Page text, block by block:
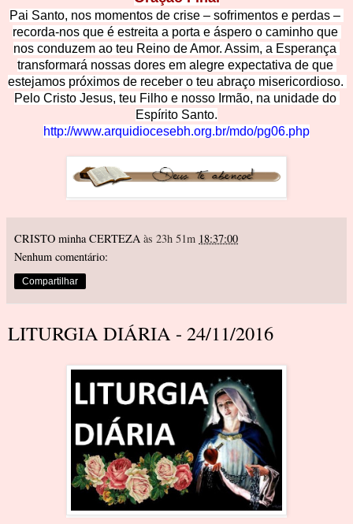
Pai Santo, nos momentos de crise – sofrimentos e perdas –
recorda-nos que é estreita a porta e áspero o caminho que
nos conduzem ao teu Reino de Amor. Assim, a Esperança
transformará nossas dores em alegre expectativa de que
estejamos próximos de receber o teu abraço misericordioso.
Pelo Cristo Jesus, teu Filho e nosso Irmão, na unidade do
Espírito Santo.
http://www.arquidiocesebh.org.br/mdo/pg06.php
CRISTO minha CERTEZA às 23h 51m 18:37:00
Nenhum comentário:
Compartilhar
LITURGIA DIÁRIA - 24/11/2016